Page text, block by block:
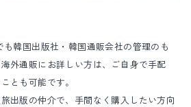
韓国出版社・韓国通販会社の管理のも
外通販にお詳しい方は、ご自身で手配
とも可能です。
出版の仲介で、手間なく購入したい方向